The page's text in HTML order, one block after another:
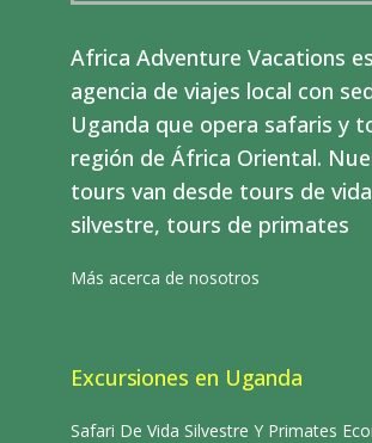
Africa Adventure Vacations
agencia de viajes local con
Uganda que opera safaris y
región de África Oriental.
tours van desde tours de vida
silvestre, tours de primates
Más acerca de nosotros
Excursiones en Uganda
Safari De Vida Silvestre Y Primates